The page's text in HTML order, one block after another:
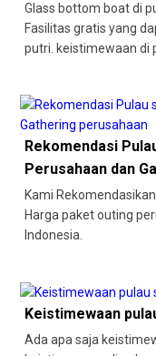
Glass bottom boat di
Fasilitas gratis yang
putri. keistimewaan di
Rekomendasi
Perusahaan dan
Kami
Harga paket outing
Indonesia.
Keistimewaan
Ada apa saja